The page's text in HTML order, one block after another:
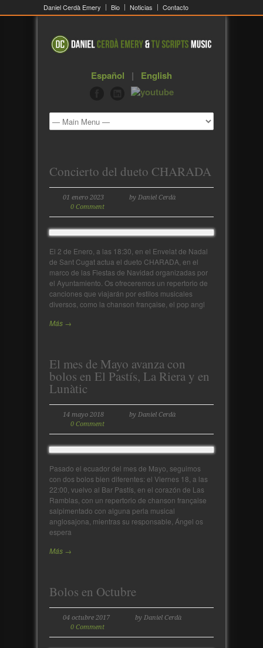
Daniel Cerdà Emery Bio Noticias Contacto
Español | English
Concierto del dueto CHARADA
01 enero 2023
by Daniel Cerdà
0 Comment
El 2 de Enero, a las 18:30, en el Envelat de Nadal
de Sant Cugat actua el dueto CHARADA, en el
marco de las Fiestas de Navidad organizadas por
el Ayuntamiento. Os ofreceremos un repertorio de
canciones que viajarán por estilos musicales
diversos, como la chanson française, el pop angl
Más →
El mes de Mayo avanza con
bolos en El Pastís, La Riera y en
Lunàtic
14 mayo 2018
by Daniel Cerdà
0 Comment
Pasado el ecuador del mes de Mayo, seguimos
con dos bolos bien diferentes: el Viernes 18, a las
22:00, vuelvo al Bar Pastís, en el corazón de Las
Ramblas, con un repertorio de chanson française
salpimentado con alguna perla musical
anglosajona, mientras su responsable, Ángel os
espera
Más →
Bolos en Octubre
04 octubre 2017
by Daniel Cerdà
0 Comment